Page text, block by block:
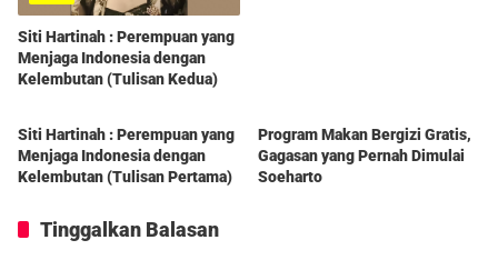
Siti Hartinah : Perempuan yang
Menjaga Indonesia dengan
Kelembutan (Tulisan Kedua)
Berita
Siti Hartinah : Perempuan yang
Menjaga Indonesia dengan
Kelembutan (Tulisan Pertama)
Program Makan Bergizi Gratis,
Gagasan yang Pernah Dimulai
Soeharto
Tinggalkan Balasan